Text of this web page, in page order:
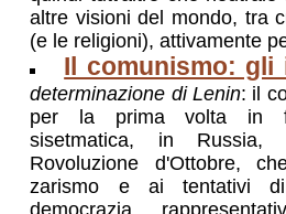
altre visioni del mondo, tra
(e le religioni), attivamente
Il comunismo: gli
determinazione di Lenin: il
per la prima volta in
sisetmatica, in
Rovoluzione d'Ottobre,
zarismo e ai tentativi
democrazia